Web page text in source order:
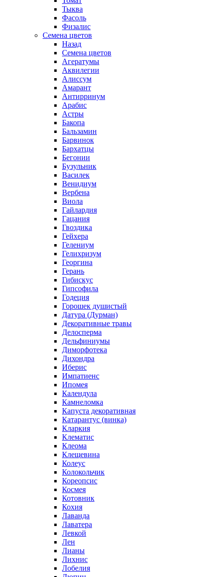
Тыква
Фасоль
Физалис
Семена цветов
Назад
Семена цветов
Агератумы
Аквилегии
Алиссум
Амарант
Антирринум
Арабис
Астры
Бакопа
Бальзамин
Барвинок
Бархатцы
Бегонии
Бузульник
Василек
Венидиум
Вербена
Виола
Гайлардия
Гацания
Гвоздика
Гейхера
Гелениум
Гелихризум
Георгина
Герань
Гибискус
Гипсофила
Годеция
Горошек душистый
Датура (Дурман)
Декоративные травы
Делосперма
Дельфиниумы
Диморфотека
Дихондра
Иберис
Импатиенс
Ипомея
Календула
Камнеломка
Капуста декоративная
Катарантус (винка)
Кларкия
Клематис
Клеома
Клещевина
Колеус
Колокольчик
Кореопсис
Космея
Котовник
Кохия
Лаванда
Лаватера
Левкой
Лен
Лианы
Лихнис
Лобелия